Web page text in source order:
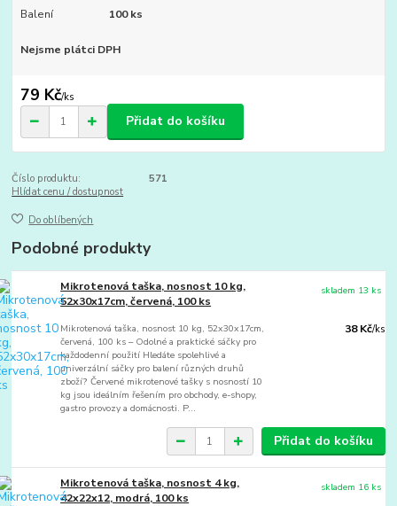
Balení
100 ks
Nejsme plátci DPH
79 Kč/ks
Přidat do košíku
Číslo produktu:
571
Hlídat cenu / dostupnost
Do oblíbených
Podobné produkty
Mikrotenová taška, nosnost 10 kg,
52x30x17cm, červená, 100 ks
Mikrotenová taška, nosnost 10 kg, 52x30x17cm,
červená, 100 ks – Odolné a praktické sáčky pro
každodenní použití Hledáte spolehlivé a
univerzální sáčky pro balení různých druhů
zboží? Červené mikrotenové tašky s nosností 10
kg jsou ideálním řešením pro obchody, e-shopy,
gastro provozy a domácnosti. P...
38 Kč/ks
skladem 13 ks
Přidat do košíku
Mikrotenová taška, nosnost 4 kg,
42x22x12, modrá, 100 ks
skladem 16 ks